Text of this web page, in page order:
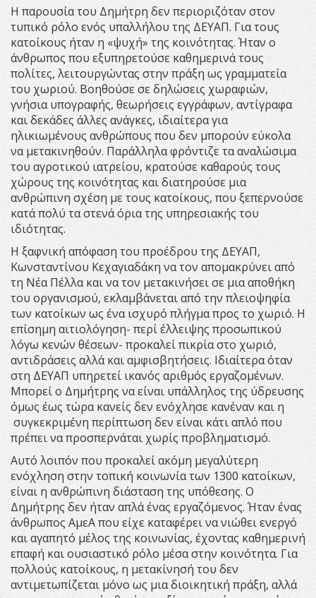
Η παρουσία του Δημήτρη δεν περιοριζόταν στον
τυπικό ρόλο ενός υπαλλήλου της ΔΕΥΑΠ. Για τους
κατοίκους ήταν η «ψυχή» της κοινότητας. Ήταν ο
άνθρωπος που εξυπηρετούσε καθημερινά τους
πολίτες, λειτουργώντας στην πράξη ως γραμματεία
του χωριού. Βοηθούσε σε δηλώσεις χωραφιών,
γνήσια υπογραφής, θεωρήσεις εγγράφων, αντίγραφα
και δεκάδες άλλες ανάγκες, ιδιαίτερα για
ηλικιωμένους ανθρώπους που δεν μπορούν εύκολα
να μετακινηθούν. Παράλληλα φρόντιζε τα αναλώσιμα
του αγροτικού ιατρείου, κρατούσε καθαρούς τους
χώρους της κοινότητας και διατηρούσε μια
ανθρώπινη σχέση με τους κατοίκους, που ξεπερνούσε
κατά πολύ τα στενά όρια της υπηρεσιακής του
ιδιότητας.
Η ξαφνική απόφαση του προέδρου της ΔΕΥΑΠ,
Kωνσταντίνου Κεχαγιαδάκη να τον απομακρύνει από
τη Νέα Πέλλα και να τον μετακινήσει σε μια αποθήκη
του οργανισμού, εκλαμβάνεται από την πλειοψηφία
των κατοίκων ως ένα ισχυρό πλήγμα προς το χωριό. Η
επίσημη αιτιολόγηση- περί έλλειψης προσωπικού
λόγω κενών θέσεων- προκαλεί πικρία στο χωριό,
αντιδράσεις αλλά και αμφισβητήσεις. Ιδιαίτερα όταν
στη ΔΕΥΑΠ υπηρετεί ικανός αριθμός εργαζομένων.
Μπορεί ο Δημήτρης να είναι υπάλληλος της ύδρευσης
όμως έως τώρα κανείς δεν ενόχλησε κανέναν και η
συγκεκριμένη περίπτωση δεν είναι κάτι απλό που
πρέπει να προσπερνάται χωρίς προβληματισμό.
Αυτό λοιπόν που προκαλεί ακόμη μεγαλύτερη
ενόχληση στην τοπική κοινωνία των 1300 κατοίκων,
είναι η ανθρώπινη διάσταση της υπόθεσης. Ο
Δημήτρης δεν ήταν απλά ένας εργαζόμενος. Ήταν ένας
άνθρωπος ΑμεΑ που είχε καταφέρει να νιώθει ενεργό
και αγαπητό μέλος της κοινωνίας, έχοντας καθημερινή
επαφή και ουσιαστικό ρόλο μέσα στην κοινότητα. Για
πολλούς κατοίκους, η μετακίνησή του δεν
αντιμετωπίζεται μόνο ως μια διοικητική πράξη, αλλά